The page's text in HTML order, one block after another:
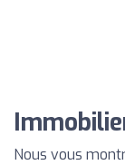
Nous vous